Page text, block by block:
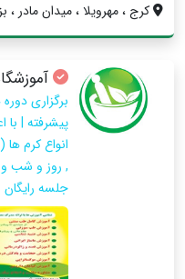
کرج ، مهرویلا ، میدان مادر ،
برگزاری
پیشرفته |
انواع کرم
, روز و شب و
جلسه رایگان